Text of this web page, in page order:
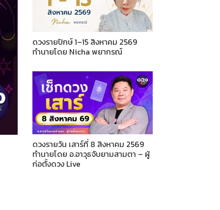
ดวงรายปักษ์ 1–15 สิงหาคม 2569
ทำนายโดย Nicha พยากรณ์
ดวงรายวัน เสาร์ที่ 8 สิงหาคม 2569
ทำนายโดย อ.อาวุธจับยามสามตา – ผู้
ก่อตั้งดวง Live